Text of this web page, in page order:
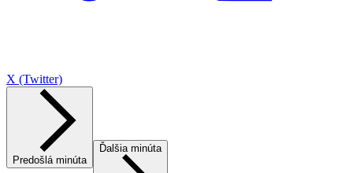
X (Twitter)
Predošlá minúta
Ďalšia minúta